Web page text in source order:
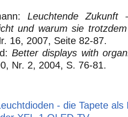
Leuchtende
und warum sie
16, 2007, Seite 82-87.
Better displays with
Nr. 2, 2004, S. 76-81.
- die Tapete als